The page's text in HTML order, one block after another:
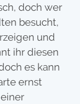
doch wer
besucht,
und
ihr diesen
es kann
ernst